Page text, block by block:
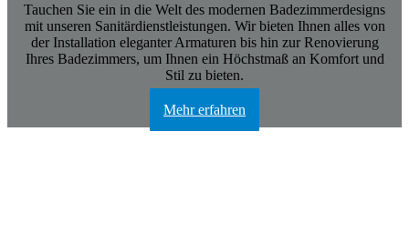
Tauchen Sie ein in die Welt des modernen Badezimmerdesigns
mit unseren Sanitärdienstleistungen. Wir bieten Ihnen alles von
der Installation eleganter Armaturen bis hin zur Renovierung
Ihres Badezimmers, um Ihnen ein Höchstmaß an Komfort und
Stil zu bieten.
Mehr erfahren